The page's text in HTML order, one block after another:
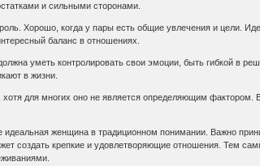
и сильными сторонами.
Хорошо, когда у пары есть общие увлечения и цели.
баланс в отношениях.
уметь контролировать свои эмоции, быть гибкой в
в жизни.
для многих оно не является определяющим фактором.
женщина в традиционном понимании. Важно
создать крепкие и удовлетворяющие отношения. Тем